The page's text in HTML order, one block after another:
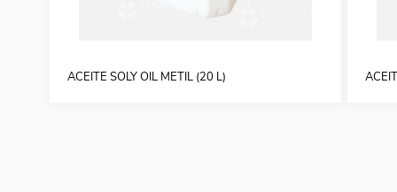
ACEITE SOLY OIL METIL (20 L)